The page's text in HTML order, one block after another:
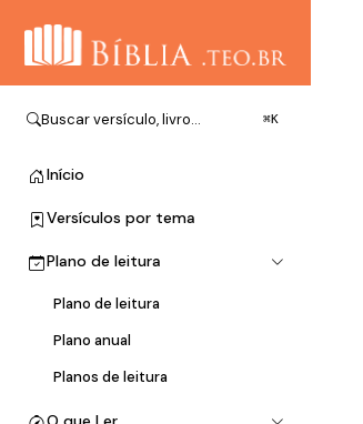
Buscar versículo, livro… ⌘K
Início
Versículos por tema
Plano de leitura
Plano de leitura
Plano anual
Planos de leitura